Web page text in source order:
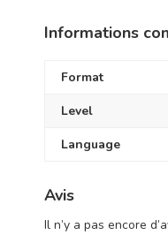
Informations
Format
Level
Language
Avis
Il n’y a pas encore